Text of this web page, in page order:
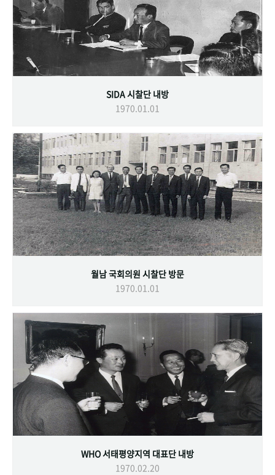
SIDA 시찰단 내방
1970.01.01
월남 국회의원 시찰단 방문
1970.01.01
WHO 서태평양지역 대표단 내방
1970.02.20